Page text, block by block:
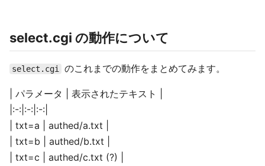
select.cgi の動作について
select.cgi のこれまでの動作をまとめてみます。
| パラメータ | 表示されたテキスト |
|:-:|:-:|:-:|
| txt=a | authed/a.txt |
| txt=b | authed/b.txt |
| txt=c | authed/c.txt (?) |